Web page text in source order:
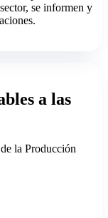
se informen y
a las
la Producción